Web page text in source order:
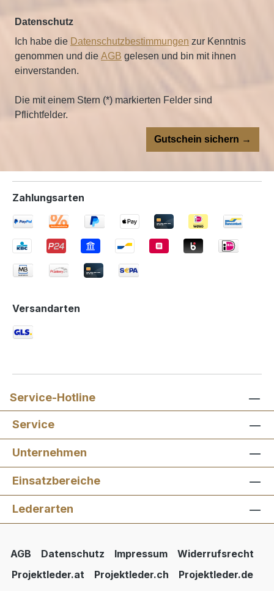
Datenschutz
Ich habe die Datenschutzbestimmungen zur Kenntnis
genommen und die AGB gelesen und bin mit ihnen
einverstanden.
Die mit einem Stern (*) markierten Felder sind
Pflichtfelder.
Gutschein sichern →
Zahlungsarten
Versandarten
Service-Hotline
Service
Unternehmen
Einsatzbereiche
Lederarten
AGB Datenschutz Impressum
Widerrufsrecht
Projektleder.at
Projektleder.ch
Projektleder.de